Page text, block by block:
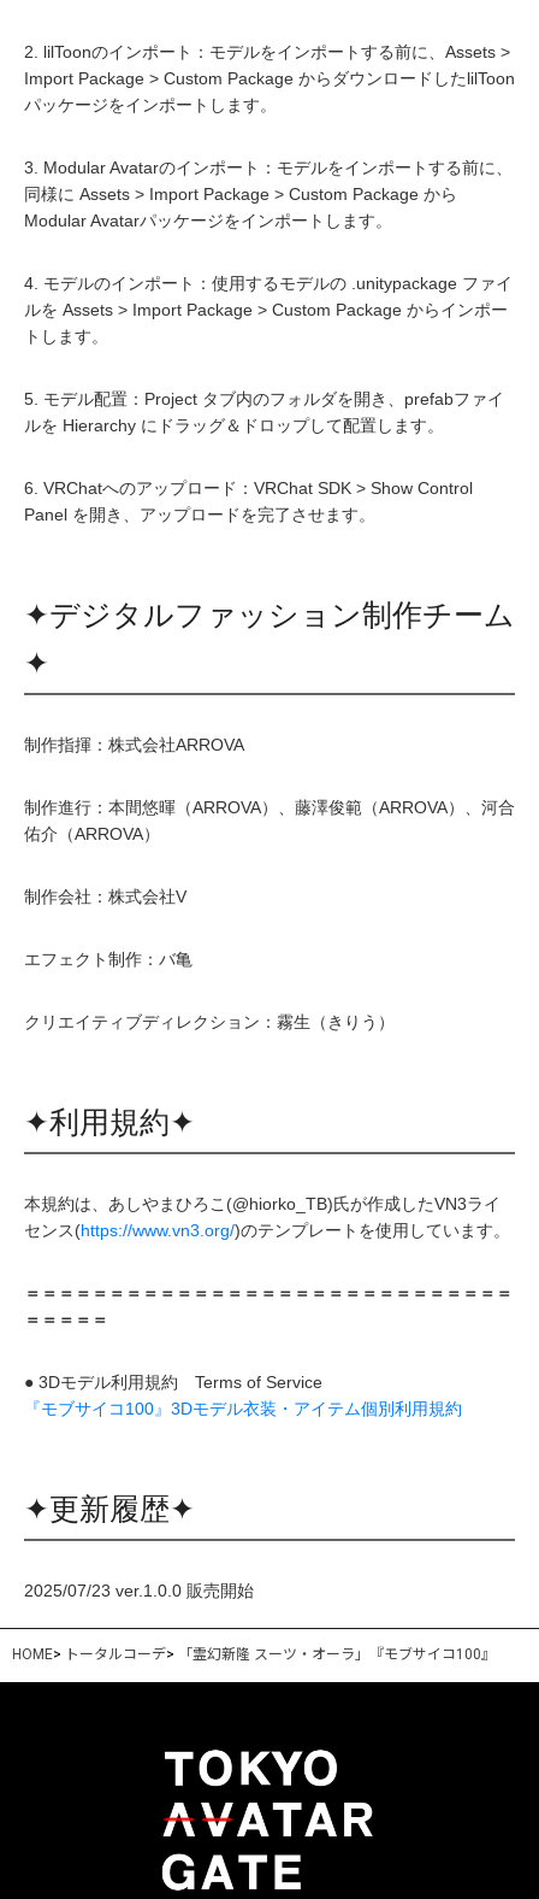
2. lilToonのインポート：モデルをインポートする前に、Assets >
Import Package > Custom Package からダウンロードしたlilToon
パッケージをインポートします。
3. Modular Avatarのインポート：モデルをインポートする前に、
同様に Assets > Import Package > Custom Package から
Modular Avatarパッケージをインポートします。
4. モデルのインポート：使用するモデルの .unitypackage ファイ
ルを Assets > Import Package > Custom Package からインポー
トします。
5. モデル配置：Project タブ内のフォルダを開き、prefabファイ
ルを Hierarchy にドラッグ＆ドロップして配置します。
6. VRChatへのアップロード：VRChat SDK > Show Control
Panel を開き、アップロードを完了させます。
✦デジタルファッション制作チーム
✦
制作指揮：株式会社ARROVA
制作進行：本間悠暉（ARROVA）、藤澤俊範（ARROVA）、河合
佑介（ARROVA）
制作会社：株式会社V
エフェクト制作：バ亀
クリエイティブディレクション：霧生（きりう）
✦利用規約✦
本規約は、あしやまひろこ(@hiorko_TB)氏が作成したVN3ライ
センス(https://www.vn3.org/)のテンプレートを使用しています。
＝＝＝＝＝＝＝＝＝＝＝＝＝＝＝＝＝＝＝＝＝＝＝＝＝＝＝＝＝
＝＝＝＝＝
● 3Dモデル利用規約 Terms of Service
『モブサイコ100』3Dモデル衣装・アイテム個別利用規約
✦更新履歴✦
2025/07/23 ver.1.0.0 販売開始
HOME> トータルコーデ> 「霊幻新隆 スーツ・オーラ」『モブサイコ100』